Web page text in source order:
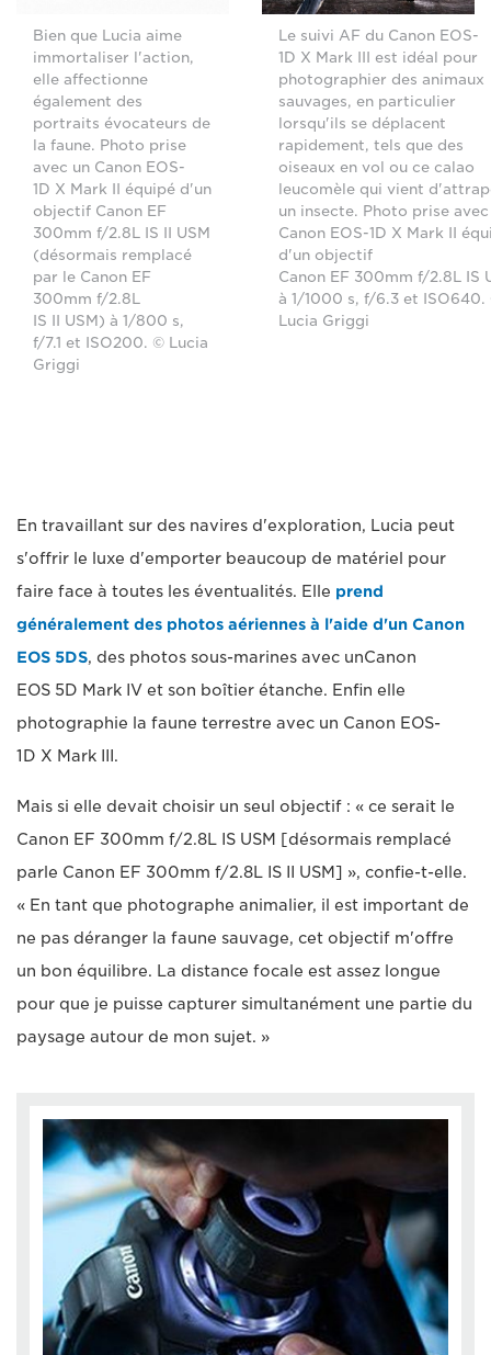
Bien que Lucia aime
immortaliser l'action,
elle affectionne
également des
portraits évocateurs de
la faune. Photo prise
avec un Canon EOS-
1D X Mark II équipé d'un
objectif Canon EF
300mm f/2.8L IS II USM
(désormais remplacé
par le Canon EF
300mm f/2.8L
IS II USM) à 1/800 s,
f/7.1 et ISO200. © Lucia
Griggi
Le suivi AF du Canon EOS-
1D X Mark III est idéal pour
photographier des animaux
sauvages, en particulier
lorsqu'ils se déplacent
rapidement, tels que des
oiseaux en vol ou ce calao
leucomèle qui vient
un insecte. Photo prise avec
Canon EOS-1D X Mark II
d'un objectif
Canon EF 300mm f/2.8L IS
à 1/1000 s, f/6.3 et ISO640.
Lucia Griggi
En travaillant sur des navires d'exploration, Lucia peut
s'offrir le luxe d'emporter beaucoup de matériel pour
faire face à toutes les éventualités. Elle prend
généralement des photos aériennes à l'aide d'un Canon
EOS 5DS, des photos sous-marines avec unCanon
EOS 5D Mark IV et son boîtier étanche. Enfin elle
photographie la faune terrestre avec un Canon EOS-
1D X Mark III.
Mais si elle devait choisir un seul objectif : « ce serait le
Canon EF 300mm f/2.8L IS USM [désormais remplacé
parle Canon EF 300mm f/2.8L IS II USM] », confie-t-elle.
« En tant que photographe animalier, il est important de
ne pas déranger la faune sauvage, cet objectif m'offre
un bon équilibre. La distance focale est assez longue
pour que je puisse capturer simultanément une partie du
paysage autour de mon sujet. »